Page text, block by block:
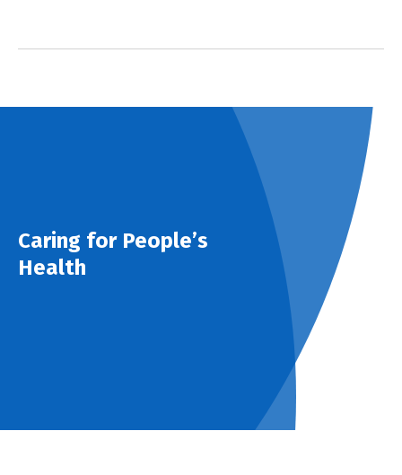
Caring for People’s
Health